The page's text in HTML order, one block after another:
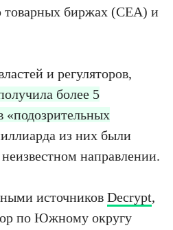
товарных биржах (CEA) и
и регуляторов,
более 5
«подозрительных
из них были
направлении.
источников Decrypt,
по Южному округу